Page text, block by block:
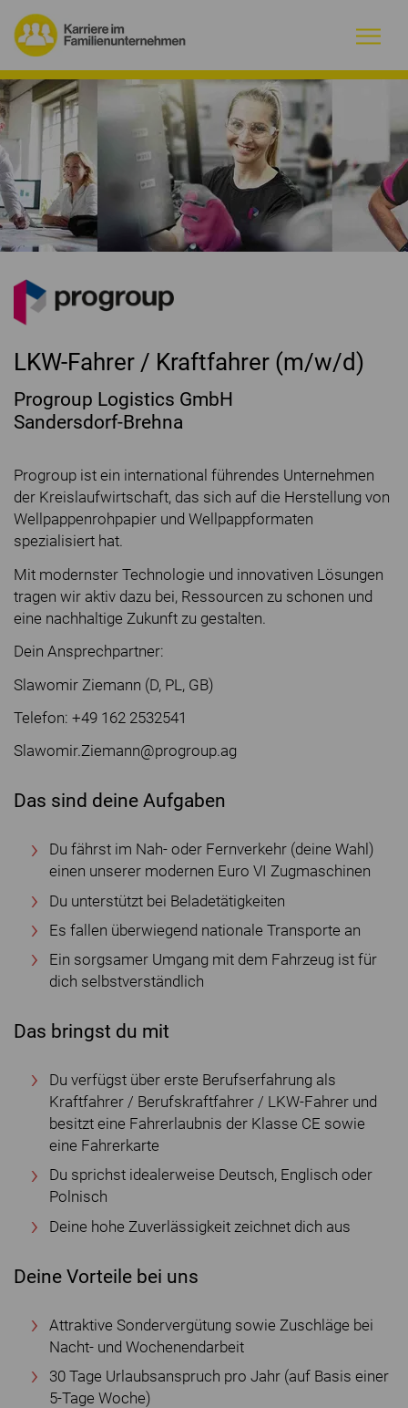
Warum Familienunternehmen?
Firmenprofile
Jobs
Magazin
Initiative
Kontakt
LKW-Fahrer / Kraftfahrer (m/w/d)
Progroup Logistics GmbH
Sandersdorf-Brehna
Progroup ist ein international führendes Unternehmen
der Kreislaufwirtschaft, das sich auf die Herstellung von
Wellpappenrohpapier und Wellpappformaten
spezialisiert hat.
Mit modernster Technologie und innovativen Lösungen
tragen wir aktiv dazu bei, Ressourcen zu schonen und
eine nachhaltige Zukunft zu gestalten.
Dein Ansprechpartner:
Slawomir Ziemann (D, PL, GB)
Telefon: +49 162 2532541
Slawomir.Ziemann@progroup.ag
Das sind deine Aufgaben
Du fährst im Nah- oder Fernverkehr (deine Wahl)
einen unserer modernen Euro VI Zugmaschinen
Du unterstützt bei Beladetätigkeiten
Es fallen überwiegend nationale Transporte an
Ein sorgsamer Umgang mit dem Fahrzeug ist für
dich selbstverständlich
Das bringst du mit
Du verfügst über erste Berufserfahrung als
Kraftfahrer / Berufskraftfahrer / LKW-Fahrer und
besitzt eine Fahrerlaubnis der Klasse CE sowie
eine Fahrerkarte
Du sprichst idealerweise Deutsch, Englisch oder
Polnisch
Deine hohe Zuverlässigkeit zeichnet dich aus
Deine Vorteile bei uns
Attraktive Sondervergütung sowie Zuschläge bei
Nacht- und Wochenendarbeit
30 Tage Urlaubsanspruch pro Jahr (auf Basis einer
5-Tage Woche)